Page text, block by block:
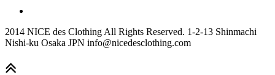
2014 NICE des Clothing All Rights Reserved. 1-2-13 Shinmachi
Nishi-ku Osaka JPN info@nicedesclothing.com